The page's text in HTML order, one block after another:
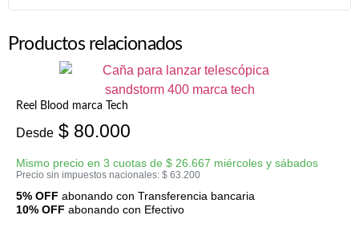
Productos relacionados
Reel Blood marca Tech
Desde $ 80.000
Mismo precio en 3 cuotas de $ 26.667 miércoles y sábados
Precio sin impuestos nacionales: $ 63.200
5% OFF abonando con Transferencia bancaria
10% OFF abonando con Efectivo